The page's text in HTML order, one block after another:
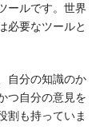
ールです。世界
必要なツールと
自分の知識のか
つ自分の意見を
割も持っていま